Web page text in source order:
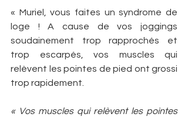
« Muriel, vous faites un syndrome de
loge ! A cause de vos joggings
soudainement trop rapprochés et
trop escarpés, vos muscles qui
relèvent les pointes de pied ont grossi
trop rapidement.
« Vos muscles qui relèvent les pointes